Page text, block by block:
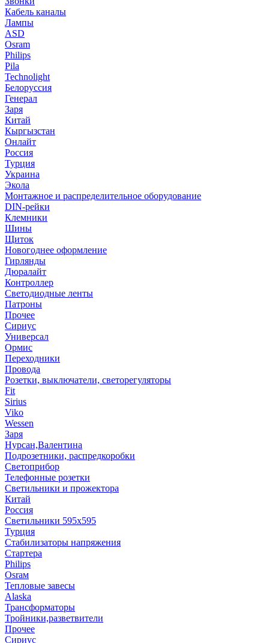
Кабель каналы
Лампы
ASD
Osram
Philips
Pila
Technolight
Белоруссия
Генерал
Заря
Китай
Кыргызстан
Онлайт
Россия
Турция
Украина
Экола
Монтажное и распределительное оборудование
DIN-рейки
Клемники
Шины
Щиток
Новогоднее оформление
Гирлянды
Дюралайт
Контроллер
Светодиодные ленты
Патроны
Прочее
Сириус
Универсал
Ормис
Переходники
Провода
Розетки, выключатели, светорегуляторы
Fit
Sirius
Viko
Wessen
Заря
Нурсан,Валентина
Подрозетники, распредкоробки
Светоприбор
Телефонные розетки
Светильники и прожектора
Китай
Россия
Светильники 595х595
Турция
Стабилизаторы напряжения
Стартера
Philips
Оsrам
Тепловые завесы
Alaska
Трансформаторы
Тройники,разветвители
Прочее
Сириус